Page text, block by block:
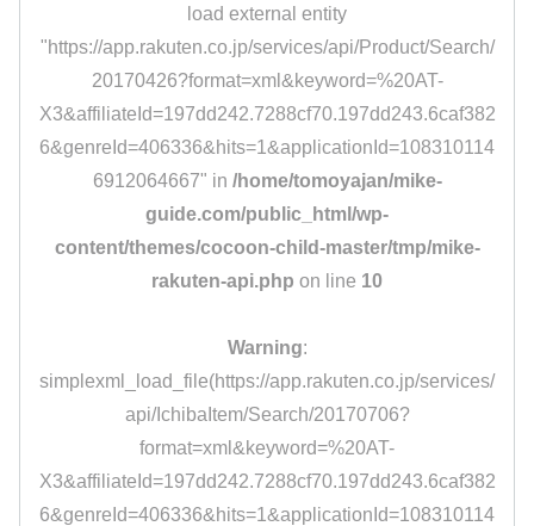
load external entity
"https://app.rakuten.co.jp/services/api/Product/Search/
20170426?format=xml&keyword=%20AT-
X3&affiliateId=197dd242.7288cf70.197dd243.6caf382
6&genreId=406336&hits=1&applicationId=108310114
6912064667" in /home/tomoyajan/mike-
guide.com/public_html/wp-
content/themes/cocoon-child-master/tmp/mike-
rakuten-api.php on line 10
Warning:
simplexml_load_file(https://app.rakuten.co.jp/services/
api/IchibaItem/Search/20170706?
format=xml&keyword=%20AT-
X3&affiliateId=197dd242.7288cf70.197dd243.6caf382
6&genreId=406336&hits=1&applicationId=108310114